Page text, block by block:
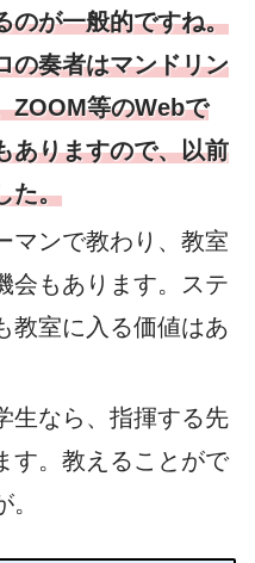
のが一般的ですね。
の奏者はマンドリン
ZOOM等のWebで
ありますので、以前
た。
マンで教わり、教室
会もあります。ステ
教室に入る価値はあ
生なら、指揮する先
す。教えることがで